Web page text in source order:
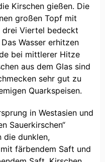
Kirschen gießen. Die
großen Topf mit
drei Viertel bedeckt
Wasser erhitzen
bei mittlerer Hitze
aus dem Glas sind
sehr gut zu
Quarkspeisen.
in Westasien und
Sauerkirschen“
die dunklen,
färbendem Saft und